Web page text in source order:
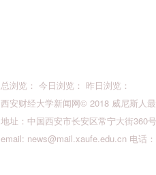
总浏览： 今日浏览： 昨日浏览：
西安财经大学新闻网© 2018 威尼斯人
地址：中国西安市长安区常宁大街360
email: news@mail.xaufe.edu.cn 电话